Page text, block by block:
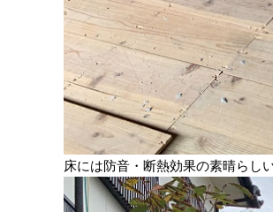
床には防音・断熱効果の素晴らし